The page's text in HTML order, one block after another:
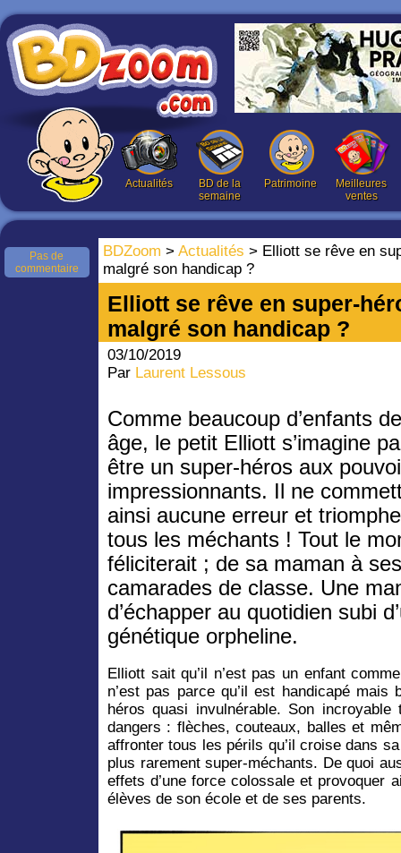
Actualités
BD de la
semaine
Patrimoine
Meilleures
ventes
BDZoom > Actualités > Elliott se rêve en
malgré son handicap ?
Pas de
commentaire
Elliott se rêve en super-
malgré son handicap ?
03/10/2019
Par Laurent Lessous
Comme beaucoup d’enfants
âge, le petit Elliott s’imagine
être un super-héros aux
impressionnants. Il ne
ainsi aucune erreur et
tous les méchants ! Tout le
féliciterait ; de sa maman à ses
camarades de classe. Une
d’échapper au quotidien subi
génétique orpheline.
Elliott sait qu’il n’est pas un enfant
n’est pas parce qu’il est handicapé mais
héros quasi invulnérable. Son
dangers : flèches, couteaux, balles et
affronter tous les périls qu’il croise dans
plus rarement super-méchants. De quoi
effets d’une force colossale et provoquer
élèves de son école et de ses parents.